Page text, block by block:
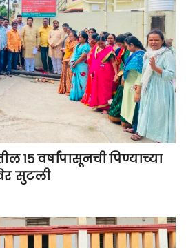
१५ वर्षांपासूनची पिण्याच्या
सुटली